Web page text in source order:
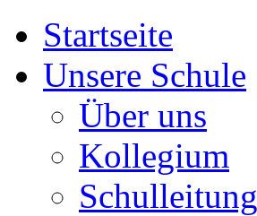
Startseite
Unsere Schule
Über uns
Kollegium
Schulleitung